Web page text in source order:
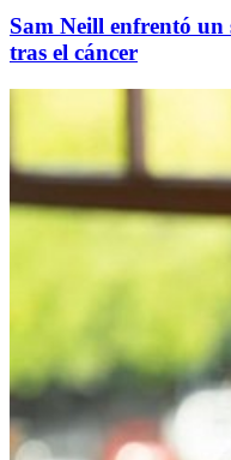
Sam Neill enfrentó
tras el cáncer